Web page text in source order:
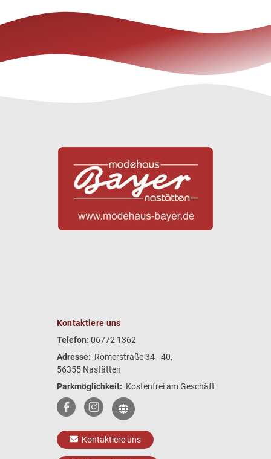
Kontaktiere uns
Telefon: 06772 1362
Adresse: Römerstraße 34 - 40,
56355 Nastätten
Parkmöglichkeit: Kostenfrei am Geschäft
Kontaktiere uns